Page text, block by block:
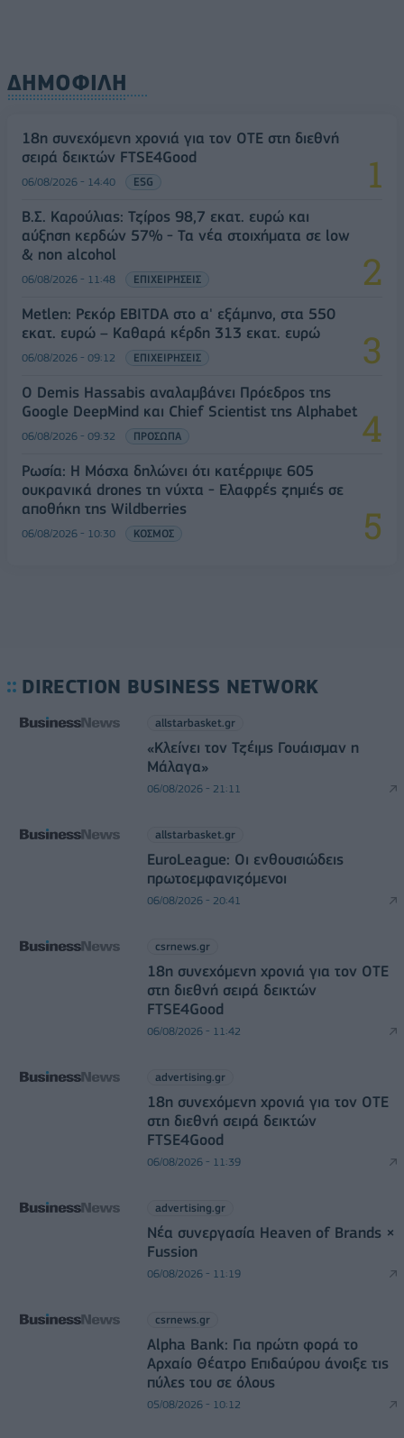
ΔΗΜΟΦΙΛΗ
18η συνεχόμενη χρονιά για τον ΟΤΕ στη διεθνή
σειρά δεικτών FTSE4Good
06/08/2026 - 14:40 ESG
Β.Σ. Καρούλιας: Τζίρος 98,7 εκατ. ευρώ και
αύξηση κερδών 57% - Τα νέα στοιχήματα σε low
& non alcohol
06/08/2026 - 11:48 ΕΠΙΧΕΙΡΗΣΕΙΣ
Metlen: Ρεκόρ EBITDA στο α' εξάμηνο, στα 550
εκατ. ευρώ – Καθαρά κέρδη 313 εκατ. ευρώ
06/08/2026 - 09:12 ΕΠΙΧΕΙΡΗΣΕΙΣ
Ο Demis Hassabis αναλαμβάνει Πρόεδρος της
Google DeepMind και Chief Scientist της Alphabet
06/08/2026 - 09:32 ΠΡΟΣΩΠΑ
Ρωσία: Η Μόσχα δηλώνει ότι κατέρριψε 605
ουκρανικά drones τη νύχτα - Ελαφρές ζημιές σε
αποθήκη της Wildberries
06/08/2026 - 10:30 ΚΟΣΜΟΣ
DIRECTION BUSINESS NETWORK
allstarbasket.gr
«Κλείνει τον Τζέιμς Γουάισμαν η
Μάλαγα»
06/08/2026 - 21:11
allstarbasket.gr
EuroLeague: Οι ενθουσιώδεις
πρωτοεμφανιζόμενοι
06/08/2026 - 20:41
csrnews.gr
18η συνεχόμενη χρονιά για τον ΟΤΕ
στη διεθνή σειρά δεικτών
FTSE4Good
06/08/2026 - 11:42
advertising.gr
18η συνεχόμενη χρονιά για τον ΟΤΕ
στη διεθνή σειρά δεικτών
FTSE4Good
06/08/2026 - 11:39
advertising.gr
Νέα συνεργασία Heaven of Brands ×
Fussion
06/08/2026 - 11:19
csrnews.gr
Alpha Bank: Για πρώτη φορά το
Αρχαίο Θέατρο Επιδαύρου άνοιξε τις
πύλες του σε όλους
05/08/2026 - 10:12